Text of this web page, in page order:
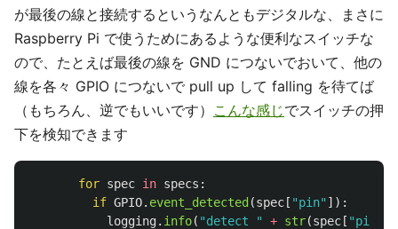
が最後の線と接続するというなんともデジタルな、まさに
Raspberry Pi で使うためにあるような便利なスイッチな
ので、たとえば最後の線を GND につないでおいて、他の
線を各々 GPIO につないで pull up して falling を待てば
（もちろん、逆でもいいです） こんな感じでスイッチの押
下を検知できます
for spec in specs :
if GPIO. event_detected (spec [ "pin" ]):
logging. info( "detect " + str(spec [ "pin